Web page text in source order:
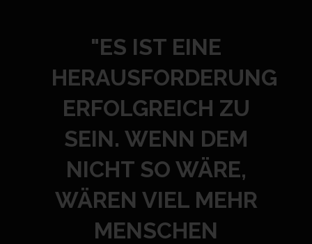
"ES IST EINE
HERAUSFORDERUNG
ERFOLGREICH ZU
SEIN. WENN DEM
NICHT SO WÄRE,
WÄREN VIEL MEHR
MENSCHEN